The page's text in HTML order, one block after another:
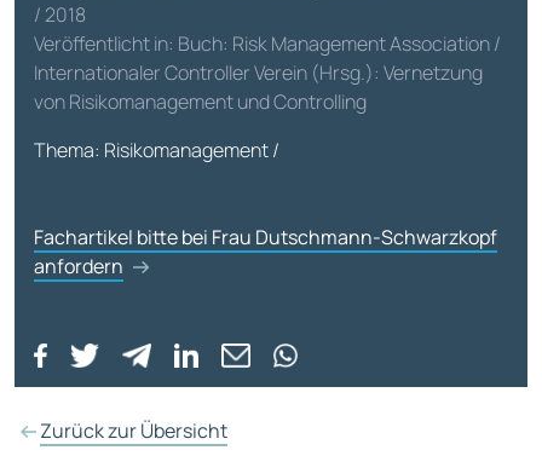
/ 2018
Veröffentlicht in: Buch: Risk Management Association /
Internationaler Controller Verein (Hrsg.): Vernetzung
von Risikomanagement und Controlling
Thema: Risikomanagement /
Fachartikel bitte bei Frau Dutschmann-Schwarzkopf
anfordern
Zurück zur Übersicht